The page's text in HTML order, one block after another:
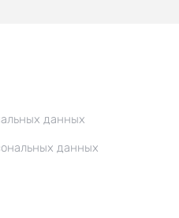
данных
данных